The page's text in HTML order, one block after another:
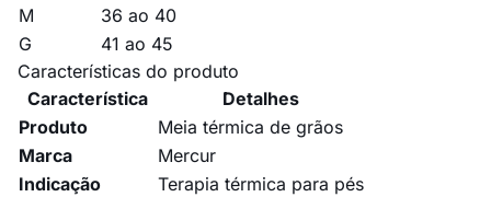
M
36 ao 40
G
41 ao 45
Características do produto
Característica
Detalhes
Produto
Meia térmica de grãos
Marca
Mercur
Indicação
Terapia térmica para pés